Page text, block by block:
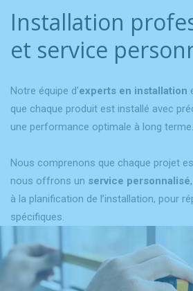
Installation
et service
Notre équipe d’experts en installation
que chaque produit est installé avec
une performance optimale à long terme.
Nous comprenons que chaque projet
nous offrons un service personnalisé
à la planification de l’installation, pour
spécifiques.